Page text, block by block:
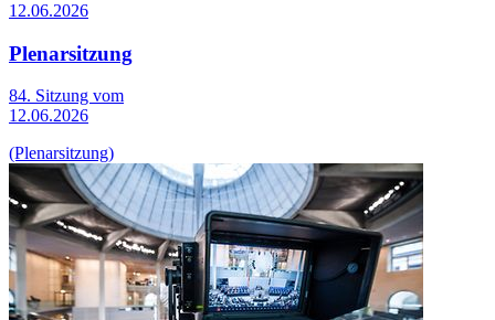
12.06.2026
Plenarsitzung
84. Sitzung vom
12.06.2026
(Plenarsitzung)